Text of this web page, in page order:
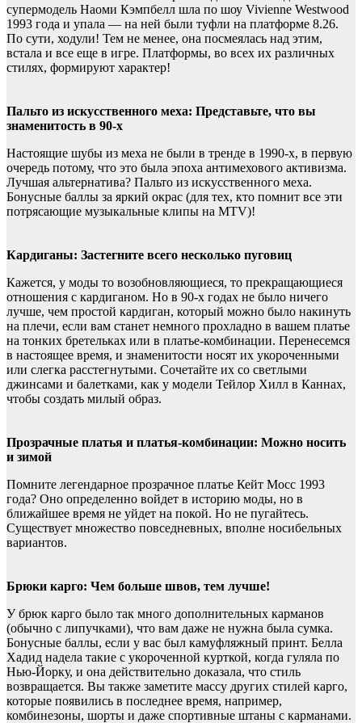
супермодель Наоми Кэмпбелл шла по шоу Vivienne Westwood
1993 года и упала — на ней были туфли на платформе 8.26.
По сути, ходули! Тем не менее, она посмеялась над этим,
встала и все еще в игре. Платформы, во всех их различных
стилях, формируют характер!
Пальто из искусственного меха: Представьте, что вы
знаменитость в 90-х
Настоящие шубы из меха не были в тренде в 1990-х, в первую
очередь потому, что это была эпоха антимехового активизма.
Лучшая альтернатива? Пальто из искусственного меха.
Бонусные баллы за яркий окрас (для тех, кто помнит все эти
потрясающие музыкальные клипы на MTV)!
Кардиганы: Застегните всего несколько пуговиц
Кажется, у моды то возобновляющиеся, то прекращающиеся
отношения с кардиганом. Но в 90-х годах не было ничего
лучше, чем простой кардиган, который можно было накинуть
на плечи, если вам станет немного прохладно в вашем платье
на тонких бретельках или в платье-комбинации. Перенесемся
в настоящее время, и знаменитости носят их укороченными
или слегка расстегнутыми. Сочетайте их со светлыми
джинсами и балетками, как у модели Тейлор Хилл в Каннах,
чтобы создать милый образ.
Прозрачные платья и платья-комбинации: Можно носить
и зимой
Помните легендарное прозрачное платье Кейт Мосс 1993
года? Оно определенно войдет в историю моды, но в
ближайшее время не уйдет на покой. Но не пугайтесь.
Существует множество повседневных, вполне носибельных
вариантов.
Брюки карго: Чем больше швов, тем лучше!
У брюк карго было так много дополнительных карманов
(обычно с липучками), что вам даже не нужна была сумка.
Бонусные баллы, если у вас был камуфляжный принт. Белла
Хадид надела такие с укороченной курткой, когда гуляла по
Нью-Йорку, и она действительно доказала, что стиль
возвращается. Вы также заметите массу других стилей карго,
которые появились в последнее время, например,
комбинезоны, шорты и даже спортивные штаны с карманами.